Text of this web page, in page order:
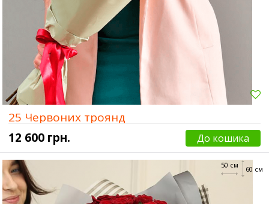
25 Червоних троянд
12 600 грн.
До кошика
60 см
50 см